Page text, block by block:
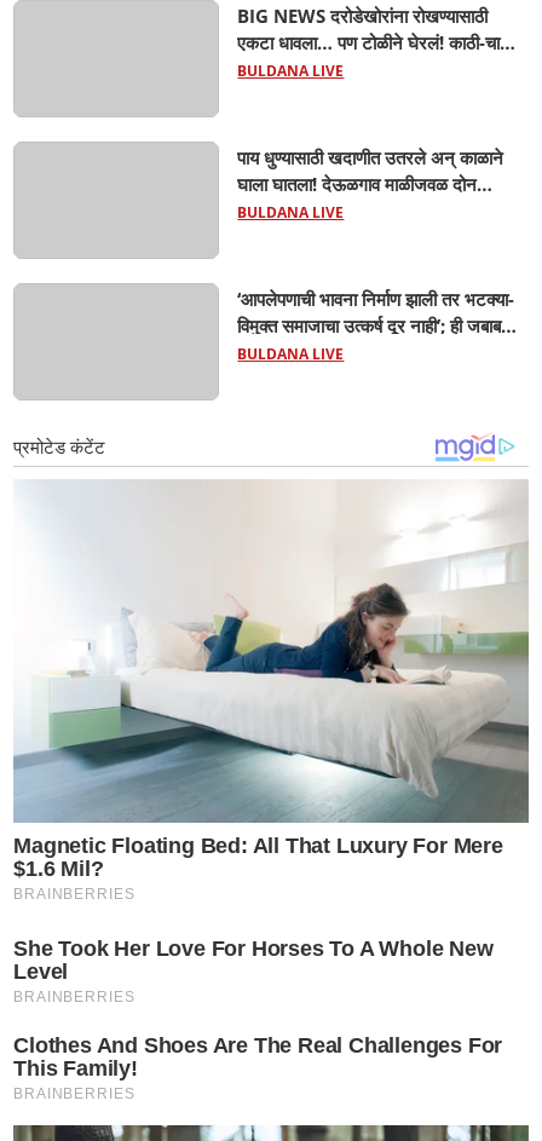
BIG NEWS दरोडेखोरांना रोखण्यासाठी
एकटा धावला… पण टोळीने घेरलं! काठी-चाकूचे
सपासप वार; ५२ वर्षीय शेतकऱ्याचा दुर्दैवी अंत!
BULDANA LIVE
पाय धुण्यासाठी खदाणीत उतरले अन् काळाने
घाला घातला! देऊळगाव माळीजवळ दोन
चिमुकल्यांचा बुडून दुर्दैवी मृत्यू; कोराडी प्रकल्प
BULDANA LIVE
‘आपलेपणाची भावना निर्माण झाली तर भटक्या-
विमुक्त समाजाचा उत्कर्ष दूर नाही’; ही जबाबदारी
केवळ सरकारची नाही,आपल्या सर्वांची !
BULDANA LIVE